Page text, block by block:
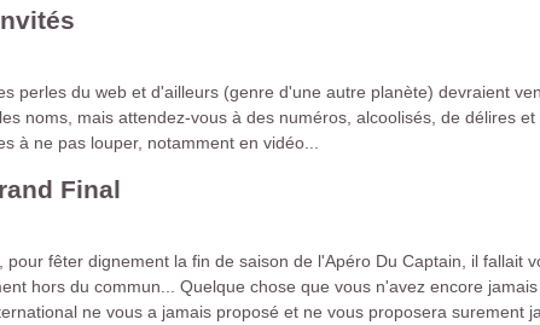
perles du web et d'ailleurs (genre d'une autre planète) devraient
noms, mais attendez-vous à des numéros, alcoolisés, de délires
à ne pas louper, notamment en vidéo...
Final
pour fêter dignement la fin de saison de l'Apéro Du Captain, il
hors du commun... Quelque chose que vous n'avez encore
ne vous a jamais proposé et ne vous proposera surement